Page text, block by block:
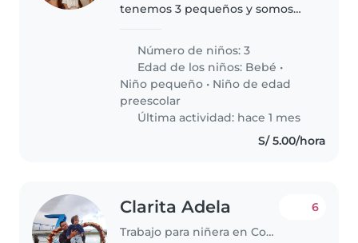
tenemos 3 pequeños y somos
Número de niños: 3
Edad de los niños: Bebé •
Niño pequeño • Niño de edad
preescolar
Última actividad: hace 1 mes
S/ 5.00/hora
Clarita Adela
Trabajo para niñera en Comas (Departamento de Lima)
6